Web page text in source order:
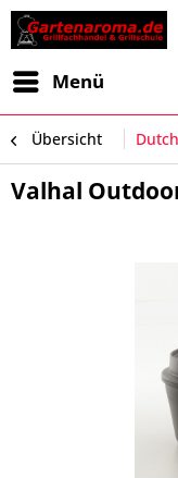
Menü
Übersicht
Valhal